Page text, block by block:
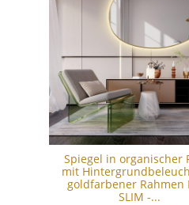
Spiegel in organischer
mit
goldfarbener Rahmen
SLIM -...